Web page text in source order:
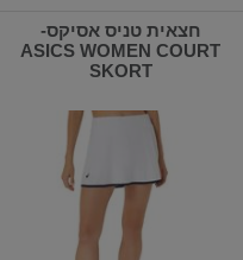
חצאית טניס אסיקס-
ASICS WOMEN COURT
SKORT